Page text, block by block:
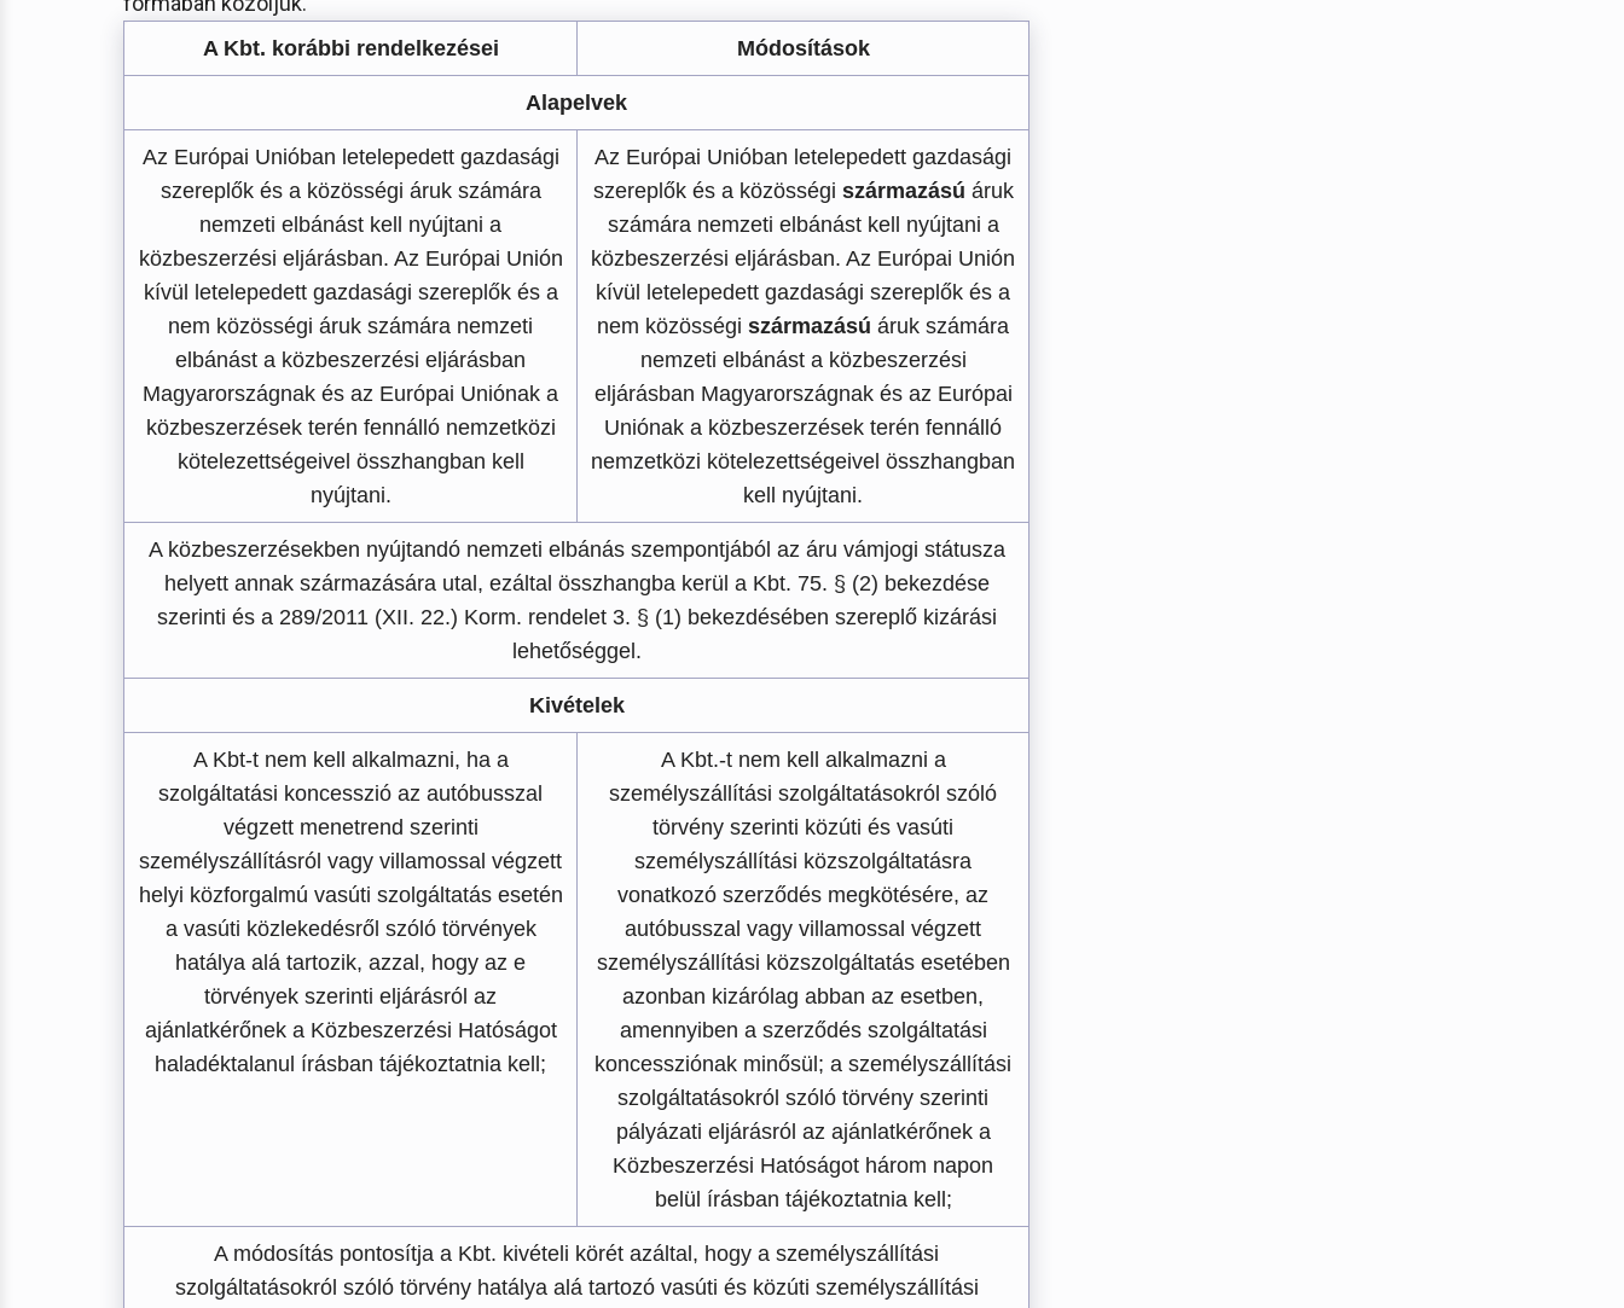
A Kbt. korábbi rendelkezései Módosítások
Alapelvek
Az Európai Unióban letelepedett gazdasági
szereplők és a közösségi áruk számára
nemzeti elbánást kell nyújtani a
közbeszerzési eljárásban. Az Európai Unión
kívül letelepedett gazdasági szereplők és a
nem közösségi áruk számára nemzeti
elbánást a közbeszerzési eljárásban
Magyarországnak és az Európai Uniónak a
közbeszerzések terén fennálló nemzetközi
kötelezettségeivel összhangban kell
nyújtani.
Az Európai Unióban letelepedett gazdasági
szereplők és a közösségi származású áruk
számára nemzeti elbánást kell nyújtani a
közbeszerzési eljárásban. Az Európai Unión
kívül letelepedett gazdasági szereplők és a
nem közösségi származású áruk számára
nemzeti elbánást a közbeszerzési
eljárásban Magyarországnak és az Európai
Uniónak a közbeszerzések terén fennálló
nemzetközi kötelezettségeivel összhangban
kell nyújtani.
A közbeszerzésekben nyújtandó nemzeti elbánás szempontjából az áru vámjogi státusza
helyett annak származására utal, ezáltal összhangba kerül a Kbt. 75. § (2) bekezdése
szerinti és a 289/2011 (XII. 22.) Korm. rendelet 3. § (1) bekezdésében szereplő kizárási
lehetőséggel.
Kivételek
A Kbt-t nem kell alkalmazni, ha a
szolgáltatási koncesszió az autóbusszal
végzett menetrend szerinti
személyszállításról vagy villamossal végzett
helyi közforgalmú vasúti szolgáltatás esetén
a vasúti közlekedésről szóló törvények
hatálya alá tartozik, azzal, hogy az e
törvények szerinti eljárásról az
ajánlatkérőnek a Közbeszerzési Hatóságot
haladéktalanul írásban tájékoztatnia kell;
A Kbt.-t nem kell alkalmazni a
személyszállítási szolgáltatásokról szóló
törvény szerinti közúti és vasúti
személyszállítási közszolgáltatásra
vonatkozó szerződés megkötésére, az
autóbusszal vagy villamossal végzett
személyszállítási közszolgáltatás esetében
azonban kizárólag abban az esetben,
amennyiben a szerződés szolgáltatási
koncessziónak minősül; a személyszállítási
szolgáltatásokról szóló törvény szerinti
pályázati eljárásról az ajánlatkérőnek a
Közbeszerzési Hatóságot három napon
belül írásban tájékoztatnia kell;
A módosítás pontosítja a Kbt. kivételi körét azáltal, hogy a személyszállítási
szolgáltatásokról szóló törvény hatálya alá tartozó vasúti és közúti személyszállítási